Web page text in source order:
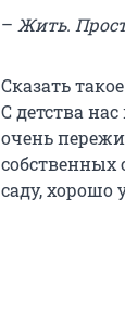
– Жить.
Сказать
С детства
очень
собственных
саду, хорошо